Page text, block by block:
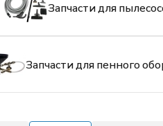
Запчасти для
Запчасти для пенного